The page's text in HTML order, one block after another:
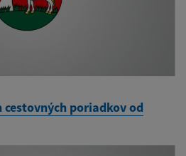
poriadkov od